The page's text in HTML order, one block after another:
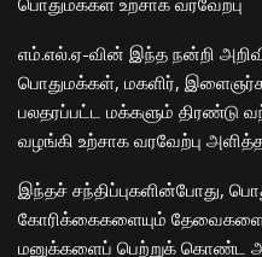
​எம்.எல்.ஏ-வின் இந்த நன்றி
பொதுமக்கள், மகளிர்,
பலதரப்பட்ட மக்களும் திரண்டு
வழங்கி உற்சாக வரவேற்பு
​இந்தச் சந்திப்புகளின்போது,
கோரிக்கைகளையும்
மனுக்களைப் பெற்றுக் கொண்ட